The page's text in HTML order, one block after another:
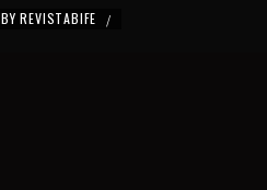
BY REVISTABIFE /